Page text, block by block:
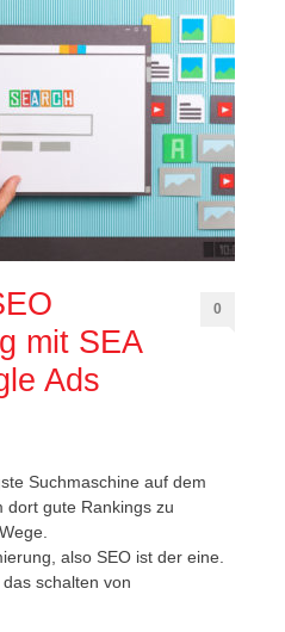
mit SEA
Ads
0
Suchmaschine auf dem
dort gute Rankings zu
also SEO ist der eine.
schalten von